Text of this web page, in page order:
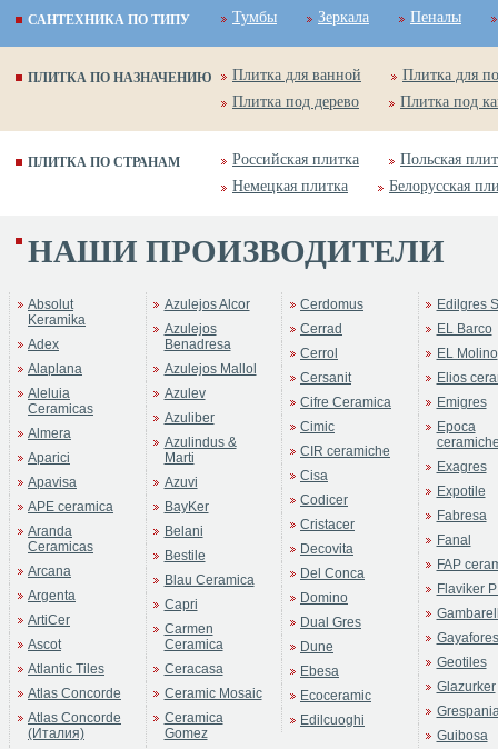
САНТЕХНИКА ПО ТИПУ Тумбы Зеркала Пеналы
ПЛИТКА ПО НАЗНАЧЕНИЮ Плитка для ванной
Плитка для
Плитка под дерево
Плитка под
ПЛИТКА ПО СТРАНАМ Российская плитка
Польская
Немецкая плитка
Белорусская
НАШИ ПРОИЗВОДИТЕЛИ
Absolut
Keramika
Adex
Alaplana
Aleluia
Ceramicas
Almera
Aparici
Apavisa
APE ceramica
Aranda
Ceramicas
Arcana
Argenta
ArtiCer
Ascot
Atlantic Tiles
Atlas Concorde
Atlas Concorde
(Италия)
Azulejos Alcor
Azulejos
Benadresa
Azulejos Mallol
Azulev
Azuliber
Azulindus &
Marti
Azuvi
BayKer
Belani
Bestile
Blau Ceramica
Capri
Carmen
Ceramica
Ceracasa
Ceramic Mosaic
Ceramica
Gomez
Cerdomus
Cerrad
Cerrol
Cersanit
Cifre Ceramica
Cimic
CIR ceramiche
Cisa
Codicer
Cristacer
Decovita
Del Conca
Domino
Dual Gres
Dune
Ebesa
Ecoceramic
Edilcuoghi
Edilgres
EL Barco
EL Molino
Elios
Emigres
Epoca
Exagres
Expotile
Fabresa
Fanal
FAP
Flaviker
Gayafores
Geotiles
Glazurker
Guibosa